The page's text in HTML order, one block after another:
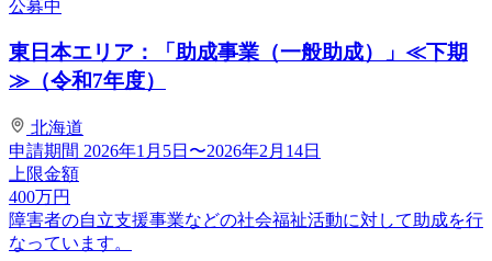
公募中
東日本エリア：「助成事業（一般助成）」≪下期
≫（令和7年度）
北海道
申請期間 2026年1月5日〜2026年2月14日
上限金額
400万円
障害者の自立支援事業などの社会福祉活動に対して助成を行
なっています。